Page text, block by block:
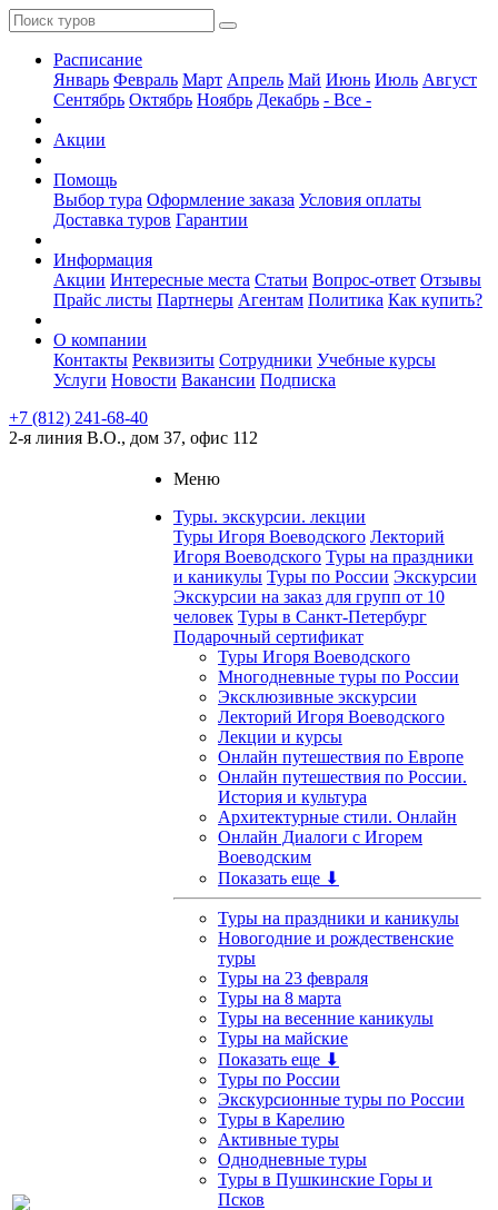
Расписание
Январь Февраль Март Апрель Май Июнь Июль Август
Сентябрь Октябрь Ноябрь Декабрь - Все -
Акции
Помощь
Выбор тура Оформление заказа Условия оплаты
Доставка туров Гарантии
Информация
Акции Интересные места Статьи Вопрос-ответ Отзывы
Прайс листы Партнеры Агентам Политика Как купить?
О компании
Контакты Реквизиты Сотрудники Учебные курсы
Услуги Новости Вакансии Подписка
+7 (812) 241-68-40
2-я линия В.О., дом 37, офис 112
Меню
Туры. экскурсии. лекции
Туры Игоря Воеводского Лекторий
Игоря Воеводского Туры на праздники
и каникулы Туры по России Экскурсии
Экскурсии на заказ для групп от 10
человек Туры в Санкт-Петербург
Подарочный сертификат
Туры Игоря Воеводского
Многодневные туры по России
Эксклюзивные экскурсии
Лекторий Игоря Воеводского
Лекции и курсы
Онлайн путешествия по Европе
Онлайн путешествия по России.
История и культура
Архитектурные стили. Онлайн
Онлайн Диалоги с Игорем
Воеводским
Показать еще ⬇
Туры на праздники и каникулы
Новогодние и рождественские
туры
Туры на 23 февраля
Туры на 8 марта
Туры на весенние каникулы
Туры на майские
Показать еще ⬇
Туры по России
Экскурсионные туры по России
Туры в Карелию
Активные туры
Однодневные туры
Туры в Пушкинские Горы и
Псков